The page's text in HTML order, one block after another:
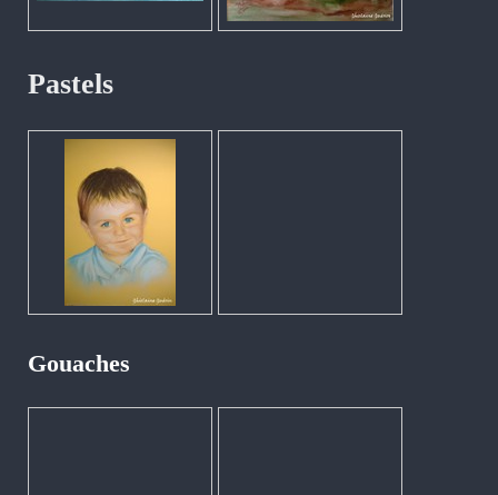
Pastels
Gouaches